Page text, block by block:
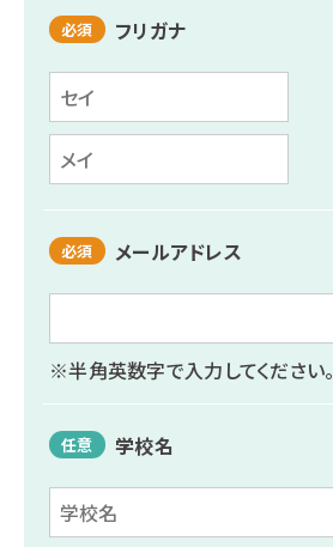
必須 フリガナ
必須 メールアドレス
※半角英数字で入力してください。
任意 学校名